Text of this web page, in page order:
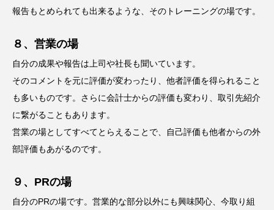
報告もとめられても出来るような、そのトレーニングの場です。
８、営業の場
自分の成果や報告は上司や社長も聞いています。
そのコメントを元に評価が変わったり、他者評価を得られること
も多いものです。さらに会計士からの評価も変わり、取引先紹介
に繋がることもあります。
営業の場としてすべてとらえることで、自己評価も他者からの外
部評価もあがるのです。
９、PRの場
自分のPRの場です。営業的な部分以外にも興味関心、今取り組